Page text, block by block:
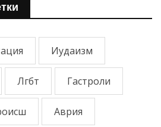
Иудаизм
Лгбт Гастроли
Аврия